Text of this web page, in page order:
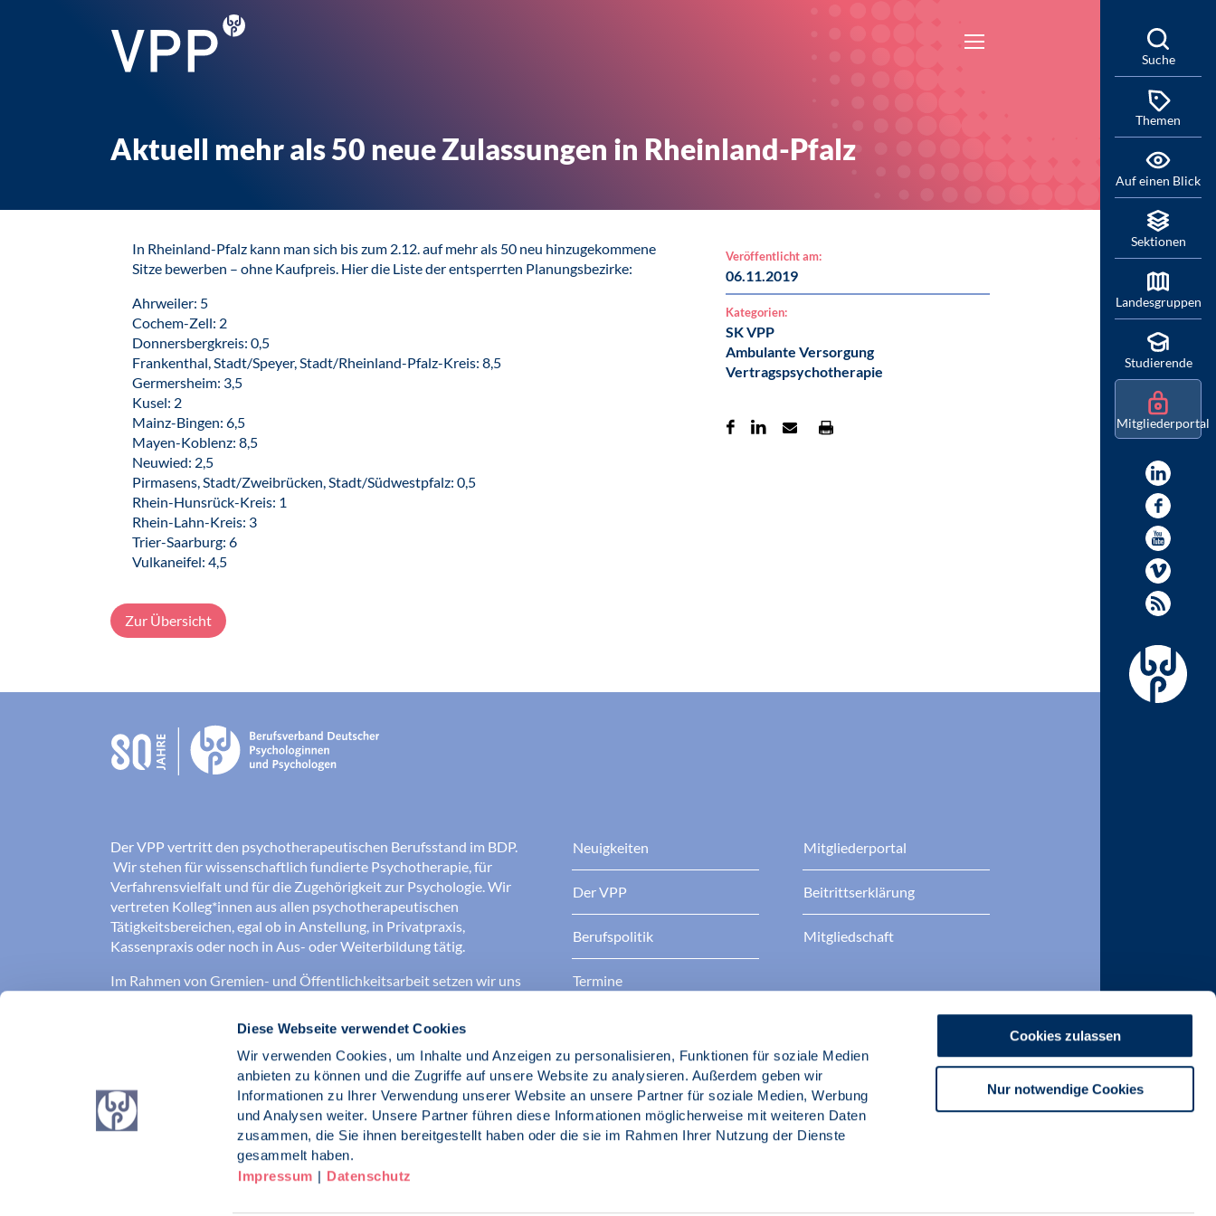
Diese Webseite verwendet Cookies
Wir verwenden Cookies, um Inhalte und Anzeigen zu personalisieren, Funktionen für soziale Medien
anbieten zu können und die Zugriffe auf unsere Website zu analysieren. Außerdem geben wir
Informationen zu Ihrer Verwendung unserer Website an unsere Partner für soziale Medien, Werbung
und Analysen weiter. Unsere Partner führen diese Informationen möglicherweise mit weiteren Daten
zusammen, die Sie ihnen bereitgestellt haben oder die sie im Rahmen Ihrer Nutzung der Dienste
gesammelt haben.
Impressum | Datenschutz
Cookies zulassen
Nur notwendige Cookies
Aktuell mehr als 50 neue Zulassungen in Rheinland-Pfalz
In Rheinland-Pfalz kann man sich bis zum 2.12. auf mehr als 50 neu hinzugekommene
Sitze bewerben – ohne Kaufpreis. Hier die Liste der entsperrten Planungsbezirke:
Ahrweiler: 5
Cochem-Zell: 2
Donnersbergkreis: 0,5
Frankenthal, Stadt/Speyer, Stadt/Rheinland-Pfalz-Kreis: 8,5
Germersheim: 3,5
Kusel: 2
Mainz-Bingen: 6,5
Mayen-Koblenz: 8,5
Neuwied: 2,5
Pirmasens, Stadt/Zweibrücken, Stadt/Südwestpfalz: 0,5
Rhein-Hunsrück-Kreis: 1
Rhein-Lahn-Kreis: 3
Trier-Saarburg: 6
Vulkaneifel: 4,5
Veröffentlicht am:
06.11.2019
Kategorien:
SK VPP
Ambulante Versorgung
Vertragspsychotherapie
Zur Übersicht
Der VPP vertritt den psychotherapeutischen Berufsstand im BDP.
Wir stehen für wissenschaftlich fundierte Psychotherapie, für
Verfahrensvielfalt und für die Zugehörigkeit zur Psychologie. Wir
vertreten Kolleg*innen aus allen psychotherapeutischen
Tätigkeitsbereichen, egal ob in Anstellung, in Privatpraxis,
Kassenpraxis oder noch in Aus- oder Weiterbildung tätig.
Im Rahmen von Gremien- und Öffentlichkeitsarbeit setzen wir uns
Weiterbildungsbedingungen ein, sowie für eine bessere
Gute Psychotherapie braucht einen aktiven Berufsstand!
Verband der Psychotherapeutinnen und Psychotherapeuten im
BDP e. V.
Neuigkeiten
Der VPP
Berufspolitik
Termine
Mitgliederportal
Beitrittserklärung
Mitgliedschaft
Suche
Themen
Auf einen Blick
Sektionen
Landesgruppen
Studierende
Mitgliederportal